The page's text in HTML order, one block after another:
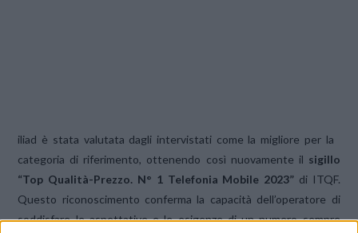
iliad è stata valutata dagli intervistati come la migliore per la
categoria di riferimento, ottenendo così nuovamente il sigillo
“Top Qualità-Prezzo. N° 1 Telefonia Mobile 2023” di ITQF.
Questo riconoscimento conferma la capacità dell’operatore di
soddisfare le aspettative e le esigenze di un numero sempre